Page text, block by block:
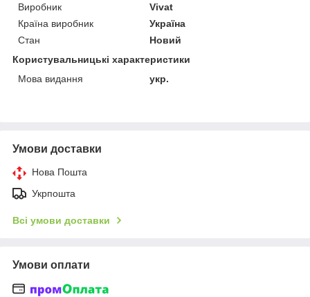
Виробник
Vivat
Країна виробник
Україна
Стан
Новий
Користувальницькі характеристики
Мова видання
укр.
Умови доставки
Нова Пошта
Укрпошта
Всі умови доставки
Умови оплати